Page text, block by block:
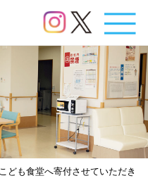
こども食堂へ寄付させていただき